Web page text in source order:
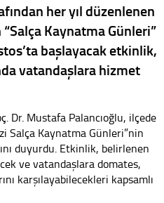
her yıl düzenlenen
Kaynatma Günleri”
başlayacak etkinlik,
vatandaşlara hizmet
Dr. Mustafa Palancıoğlu, ilçede
Salça Kaynatma Günleri”nin
duyurdu. Etkinlik, belirlenen
ve vatandaşlara domates,
karşılayabilecekleri kapsamlı